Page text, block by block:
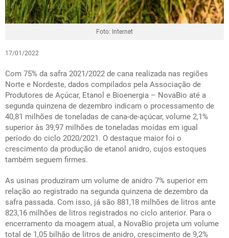
Foto: Internet
17/01/2022
Com 75% da safra 2021/2022 de cana realizada nas regiões
Norte e Nordeste, dados compilados pela Associação de
Produtores de Açúcar, Etanol e Bioenergia – NovaBio até a
segunda quinzena de dezembro indicam o processamento de
40,81 milhões de toneladas de cana-de-açúcar, volume 2,1%
superior às 39,97 milhões de toneladas moídas em igual
período do ciclo 2020/2021. O destaque maior foi o
crescimento da produção de etanol anidro, cujos estoques
também seguem firmes.
As usinas produziram um volume de anidro 7% superior em
relação ao registrado na segunda quinzena de dezembro da
safra passada. Com isso, já são 881,18 milhões de litros ante
823,16 milhões de litros registrados no ciclo anterior. Para o
encerramento da moagem atual, a NovaBio projeta um volume
total de 1,05 bilhão de litros de anidro, crescimento de 9,2%